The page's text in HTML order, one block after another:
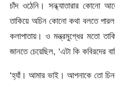
চাঁদ ওঠেনি। সন্ধ্যাতারার কোনো
তাকিয়ে অচিন কোনো কথা বলতে
কলাপাতায়। ও মন্ত্রমুগ্ধের মতো
জানতে চেয়েছিল, ‘এটা কি কবিরদের
‘হ্যাঁ। আমার ভাই। আপনাকে তো